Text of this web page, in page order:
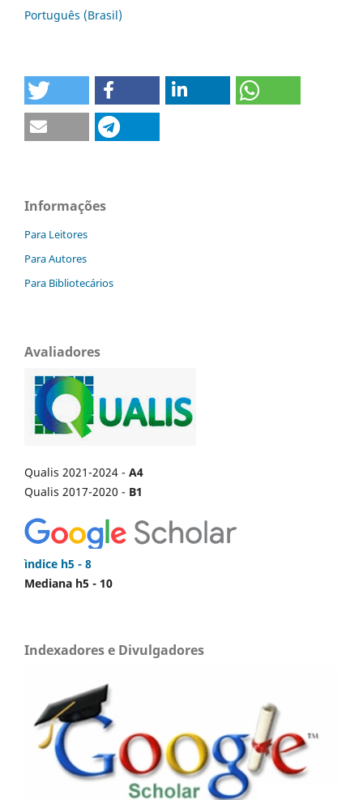
Português (Brasil)
Informações
Para Leitores
Para Autores
Para Bibliotecários
Avaliadores
Qualis 2021-2024 - A4
Qualis 2017-2020 - B1
ìndice h5 - 8
Mediana h5 - 10
Indexadores e Divulgadores